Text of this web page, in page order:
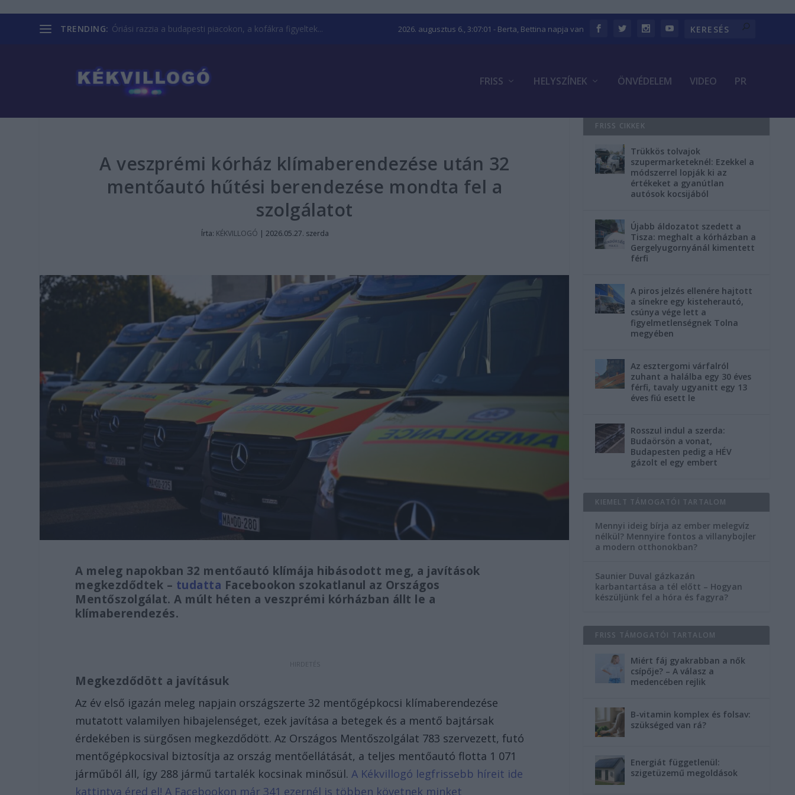
TRENDING: Óriási razzia a budapesti piacokon, a kofákra figyeltek... 2026. augusztus 6., 3:07:02 - Berta, Bettina napja van
FRISS HELYSZÍNEK ÖNVÉDELEM VIDEO PR
A veszprémi kórház klímaberendezése után 32
mentőautó hűtési berendezése mondta fel a
szolgálatot
Írta: KÉKVILLOGÓ |2026.05.27. szerda
A meleg napokban 32 mentőautó klímája hibásodott meg, a javítások
megkezdődtek – tudatta Facebookon szokatlanul az Országos
Mentőszolgálat. A múlt héten a veszprémi kórházban állt le a
klímaberendezés.
Megkezdődött a javításuk
Az év első igazán meleg napjain országszerte 32 mentőgépkocsi klímaberendezése
mutatott valamilyen hibajelenséget, ezek javítása a betegek és a mentő bajtársak
érdekében is sürgősen megkezdődött. Az Országos Mentőszolgálat 783 szervezett, futó
mentőgépkocsival biztosítja az ország mentőellátását, a teljes mentőautó flotta 1 071
járműből áll, így 288 jármű tartalék kocsinak minősül. A Kékvillogó legfrissebb híreit ide
kattintva éred el! A Facebookon már 341 ezernél is többen követnek minket
FRISS CIKKEK
Trükkös tolvajok
szupermarketeknél: Ezekkel a
módszerrel lopják ki az
értékeket a gyanútlan
autósok kocsijából
Újabb áldozatot szedett a
Tisza: meghalt a kórházban a
Gergelyugornyánál kimentett
férfi
A piros jelzés ellenére hajtott
a sínekre egy kisteherautó,
csúnya vége lett a
figyelmetlenségnek Tolna
megyében
Az esztergomi várfalról
zuhant a halálba egy 30 éves
férfi, tavaly ugyanitt egy 13
éves fiú esett le
Rosszul indul a szerda:
Budaörsön a vonat,
Budapesten pedig a HÉV
gázolt el egy embert
KIEMELT TÁMOGATÓI TARTALOM
Mennyi ideig bírja az ember melegvíz
nélkül? Mennyire fontos a villanybojler
a modern otthonokban?
Saunier Duval gázkazán
karbantartása a tél előtt – Hogyan
készüljünk fel a hóra és fagyra?
FRISS TÁMOGATÓI TARTALOM
Miért fáj gyakrabban a nők
csípője? – A válasz a
medencében rejlik
B-vitamin komplex és folsav:
szükséged van rá?
Energiát függetlenül:
szigetüzemű megoldások